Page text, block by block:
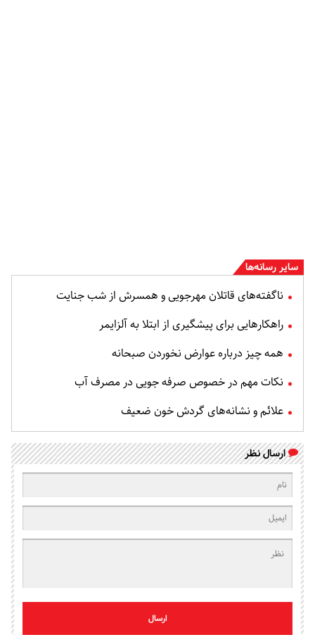
سایر رسانه‌ها
ناگفته‌های قاتلان مهرجویی و همسرش از شب جنایت
راهکارهایی برای پیشگیری از ابتلا به آلزایمر
همه چیز درباره عوارض نخوردن صبحانه
نکات مهم در خصوص صرفه جویی در مصرف آب
علائم و نشانه‌های گردش خون ضعیف
ارسال نظر
ارسال